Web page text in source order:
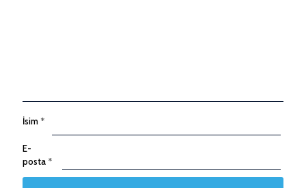
İsim *
E-
posta *